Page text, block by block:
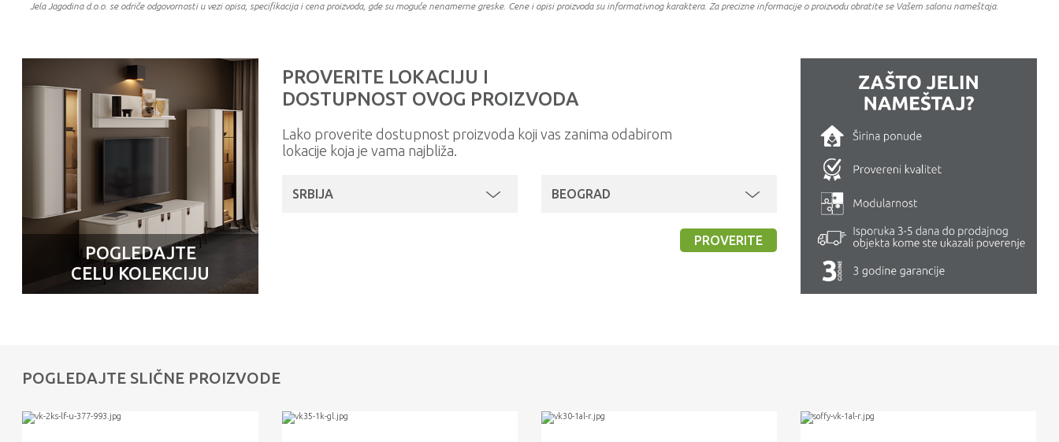
Jela Jagodina d.o.o. se odriče odgovornosti u vezi opisa, specifikacija i cena proizvoda, gde su moguće nenamerne greske. Cene i opisi proizvoda su informativnog karaktera. Za precizne informacije o proizvodu obratite se Vašem salonu nameštaja.
PROVERITE LOKACIJU I
DOSTUPNOST OVOG PROIZVODA
Lako proverite dostupnost proizvoda koji vas zanima odabirom
lokacije koja je vama najbliža.
SRBIJA BEOGRAD
PROVERITE
POGLEDAJTE
CELU KOLEKCIJU
POGLEDAJTE SLIČNE PROIZVODE